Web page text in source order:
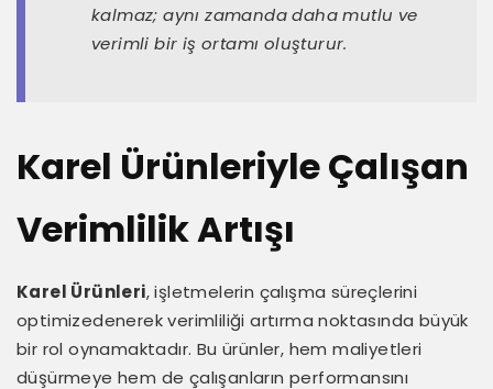
kalmaz; aynı zamanda daha mutlu ve
verimli bir iş ortamı oluşturur.
Karel Ürünleriyle Çalışan
Verimlilik Artışı
Karel Ürünleri, işletmelerin çalışma süreçlerini
optimizedenerek verimliliği artırma noktasında büyük
bir rol oynamaktadır. Bu ürünler, hem maliyetleri
düşürmeye hem de çalışanların performansını